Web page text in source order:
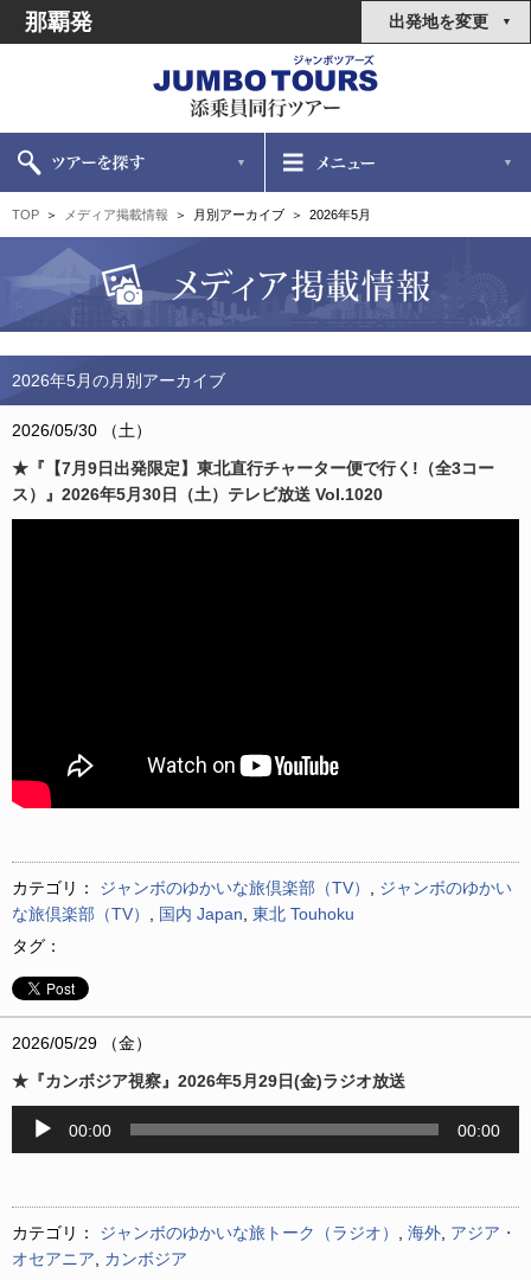
那覇発 出発地を変更
TOP メディア掲載情報 月別アーカイブ 2026年5月
2026年5月の月別アーカイブ
2026/05/30 （土）
★『【7月9日出発限定】東北直行チャーター便で行く!（全3コー
ス）』2026年5月30日（土）テレビ放送 Vol.1020
カテゴリ： ジャンボのゆかいな旅倶楽部（TV）
ジャンボのゆかい
な旅倶楽部（TV）
国内 Japan 東北 Touhoku
タグ：
2026/05/29 （金）
★『カンボジア視察』2026年5月29日(金)ラジオ放送
ヤ
ー
00:00 00:00
カテゴリ： ジャンボのゆかいな旅トーク（ラジオ） 海外 アジア・
オセアニア
カンボジア